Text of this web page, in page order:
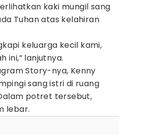
kaki mungil sang
Tuhan atas kelahiran
keluarga kecil kami,
ini,” lanjutnya.
Story-nya, Kenny
sang istri di ruang
potret tersebut,
lebar.